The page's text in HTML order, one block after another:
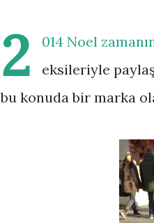
2
014 Noel
eksileriyle
bu konuda bir marka